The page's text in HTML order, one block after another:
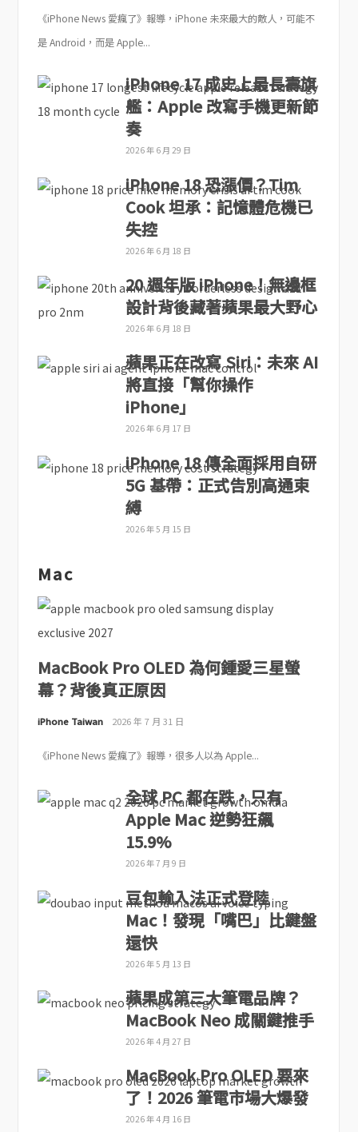
《iPhone News 愛瘋了》報導，iPhone 未來最大的敵人，可能不
是 Android，而是 Apple...
iPhone 17 成史上最長壽旗
艦：Apple 改寫手機更新節
奏
2026 年 6 月 29 日
iPhone 18 恐漲價？Tim
Cook 坦承：記憶體危機已
失控
2026 年 6 月 18 日
20 週年版 iPhone！無邊框
設計背後藏著蘋果最大野心
2026 年 6 月 18 日
蘋果正在改寫 Siri：未來 AI
將直接「幫你操作
iPhone」
2026 年 6 月 17 日
iPhone 18 傳全面採用自研
5G 基帶：正式告別高通束
縛
2026 年 5 月 15 日
Mac
MacBook Pro OLED 為何鍾愛三星螢
幕？背後真正原因
iPhone Taiwan 2026 年 7 月 31 日
《iPhone News 愛瘋了》報導，很多人以為 Apple...
全球 PC 都在跌，只有
Apple Mac 逆勢狂飆
15.9%
2026 年 7 月 9 日
豆包輸入法正式登陸
Mac！發現「嘴巴」比鍵盤
還快
2026 年 5 月 13 日
蘋果成第三大筆電品牌？
MacBook Neo 成關鍵推手
2026 年 4 月 27 日
MacBook Pro OLED 要來
了！2026 筆電市場大爆發
2026 年 4 月 16 日